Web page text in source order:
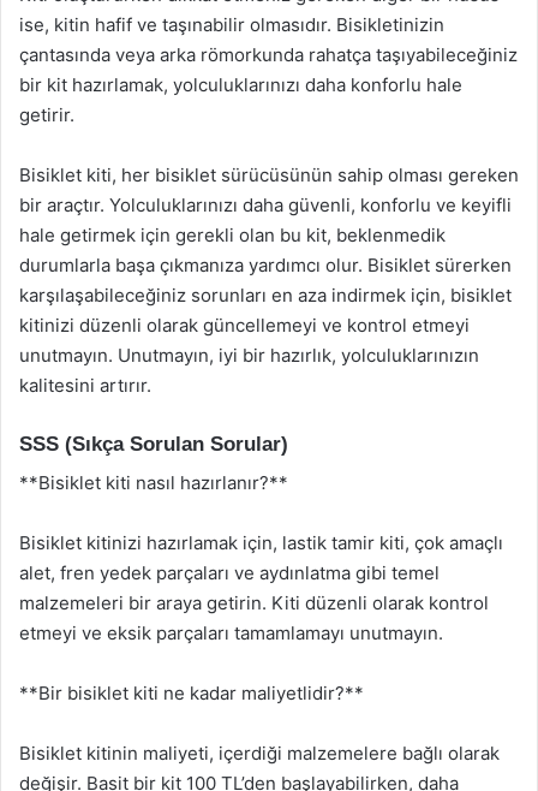
ise, kitin hafif ve taşınabilir olmasıdır. Bisikletinizin
çantasında veya arka römorkunda rahatça taşıyabileceğiniz
bir kit hazırlamak, yolculuklarınızı daha konforlu hale
getirir.
Bisiklet kiti, her bisiklet sürücüsünün sahip olması gereken
bir araçtır. Yolculuklarınızı daha güvenli, konforlu ve keyifli
hale getirmek için gerekli olan bu kit, beklenmedik
durumlarla başa çıkmanıza yardımcı olur. Bisiklet sürerken
karşılaşabileceğiniz sorunları en aza indirmek için, bisiklet
kitinizi düzenli olarak güncellemeyi ve kontrol etmeyi
unutmayın. Unutmayın, iyi bir hazırlık, yolculuklarınızın
kalitesini artırır.
SSS (Sıkça Sorulan Sorular)
**Bisiklet kiti nasıl hazırlanır?**
Bisiklet kitinizi hazırlamak için, lastik tamir kiti, çok amaçlı
alet, fren yedek parçaları ve aydınlatma gibi temel
malzemeleri bir araya getirin. Kiti düzenli olarak kontrol
etmeyi ve eksik parçaları tamamlamayı unutmayın.
**Bir bisiklet kiti ne kadar maliyetlidir?**
Bisiklet kitinin maliyeti, içerdiği malzemelere bağlı olarak
değişir. Basit bir kit 100 TL’den başlayabilirken, daha